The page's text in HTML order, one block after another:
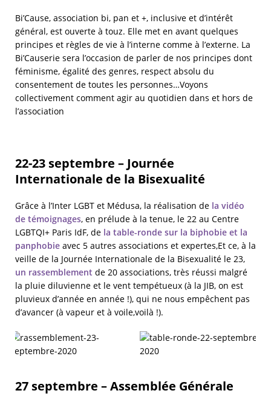
Bi’Cause, association bi, pan et +, inclusive et d’intérêt
général, est ouverte à touz. Elle met en avant quelques
principes et règles de vie à l’interne comme à l’externe. La
Bi’Causerie sera l’occasion de parler de nos principes dont
féminisme, égalité des genres, respect absolu du
consentement de toutes les personnes…Voyons
collectivement comment agir au quotidien dans et hors de
l’association
22-23 septembre – Journée
Internationale de la Bisexualité
Grâce à l’Inter LGBT et Médusa, la réalisation de la vidéo
de témoignages, en prélude à la tenue, le 22 au Centre
LGBTQI+ Paris IdF, de la table-ronde sur la biphobie et la
panphobie avec 5 autres associations et expertes,Et ce, à la
veille de la Journée Internationale de la Bisexualité le 23,
un rassemblement de 20 associations, très réussi malgré
la pluie diluvienne et le vent tempétueux (à la JIB, on est
pluvieux d’année en année !), qui ne nous empêchent pas
d’avancer (à vapeur et à voile,voilà !).
27 septembre – Assemblée Générale